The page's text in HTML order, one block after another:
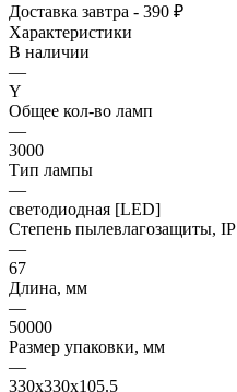
Доставка завтра - 390 ₽
Характеристики
В наличии
—
Y
Общее кол-во ламп
—
3000
Тип лампы
—
светодиодная [LED]
Степень пылевлагозащиты, IP
—
67
Длина, мм
—
50000
Размер упаковки, мм
—
330x330x105.5